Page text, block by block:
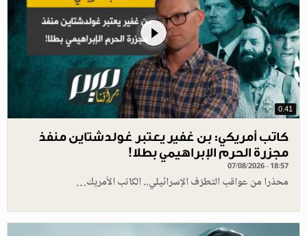
0.41
كاتب أمريكي: بن غفير يعتبر غولدشتاين منفذ
مجزرة الحرم الإبراهيمي بطلا!
07/08/2026 - 18:57
محذرا من عواقب التطرّف الإسرائيلي.. الكاتب الأمريك…